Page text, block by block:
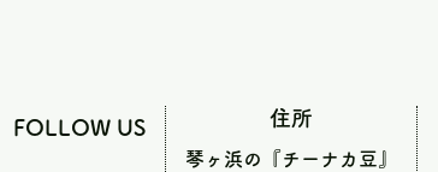
FOLLOW US 住所
琴ヶ浜の『チーナカ豆』